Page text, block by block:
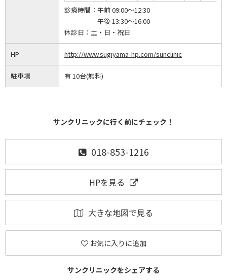
診療時間： 午前 09:00～12:30
午後 13:30～16:00
休診日： 土・日・祝日
HP http://www.sugiyama-hp.com/sunclinic
駐車場 有 10台(無料)
サンクリニックに行く前にチェック！
018-853-1216
HPを見る
大きな地図で見る
お気に入りに追加
サンクリニックをシェアする